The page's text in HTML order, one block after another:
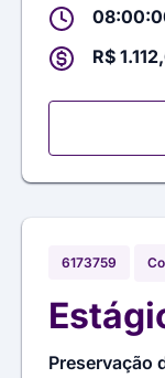
R$
6173759
Preservação